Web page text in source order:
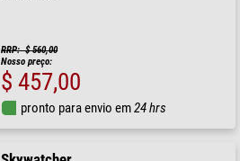
RRP: $ 560,00
Nosso preço:
$ 457,00
pronto para envio em24 hrs